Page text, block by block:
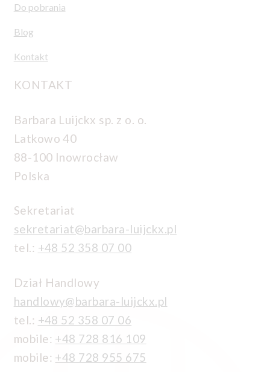
Do pobrania
Blog
Kontakt
KONTAKT
Barbara Luijckx sp. z o. o.
Latkowo 40
88-100 Inowrocław
Polska
Sekretariat
sekretariat@barbara-luijckx.pl
tel.: +48 52 358 07 00
Dział Handlowy
handlowy@barbara-luijckx.pl
tel.: +48 52 358 07 06
mobile: +48 728 816 109
mobile: +48 728 955 675